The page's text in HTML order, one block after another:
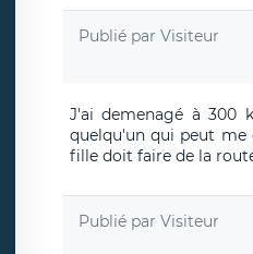
Publié par Visiteur
J'ai demenagé à 300
quelqu'un qui peut me
fille doit faire de la
Publié par Visiteur